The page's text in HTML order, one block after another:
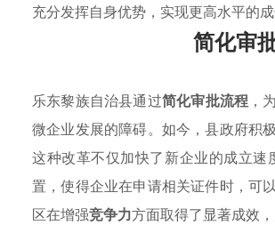
充分发挥自身优势，实现更高水平的成
简化审
乐东黎族自治县通过简化审批流程 ，
微企业发展的障碍。如今，县政府积
这种改革不仅加快了新企业的成立
置，使得企业在申请相关证件时，可
区在增强竞争力方面取得了显著成效